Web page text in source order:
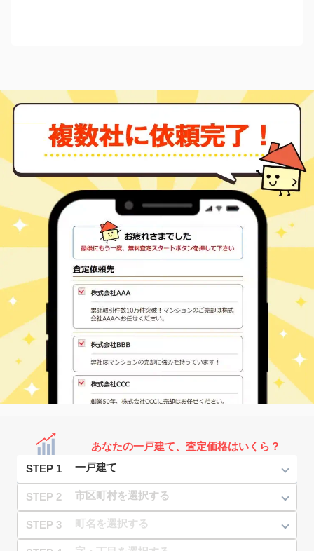
あなたの一戸建て、査定価格はいくら？
STEP 1
STEP 2
STEP 3